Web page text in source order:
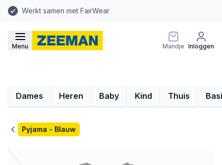
Werkt samen met FairWear
Menu Mandje Inloggen
Dames Heren Baby Kind Thuis
TerugPyjama - Blauw